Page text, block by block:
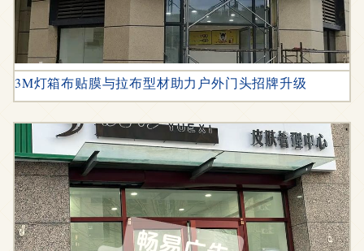
3M灯箱布贴膜与拉布型材助力户外门头招牌升级